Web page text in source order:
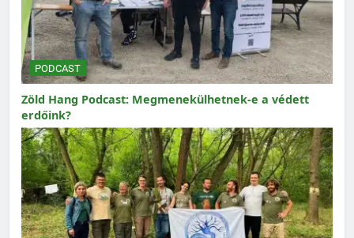
PODCAST
Zöld Hang Podcast: Megmenekülhetnek-e a védett
erdőink?